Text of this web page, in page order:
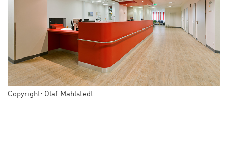
Copyright: Olaf Mahlstedt